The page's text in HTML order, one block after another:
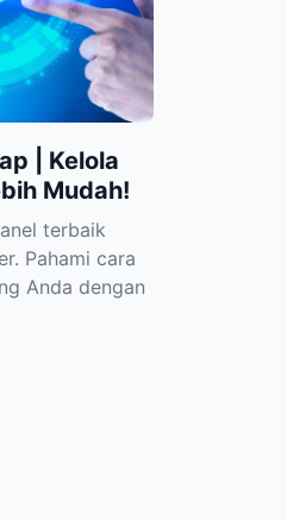
| Kelola
Mudah!
terbaik
Pahami cara
Anda dengan